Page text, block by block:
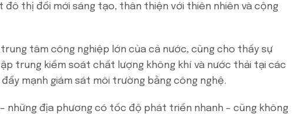
đô thị đổi mới sáng tạo, thân thiện với thiên nhiên và cộng
tâm công nghiệp lớn của cả nước, cũng cho thấy sự
trung kiểm soát chất lượng không khí và nước thải tại các
mạnh giám sát môi trường bằng công nghệ.
– những địa phương có tốc độ phát triển nhanh – cũng không